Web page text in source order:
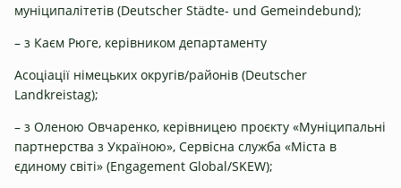
муніципалітетів (Deutscher Städte- und Gemeindebund);
– з Каєм Рюге, керівником департаменту
Асоціації німецьких округів/районів (Deutscher
Landkreistag);
– з Оленою Овчаренко, керівницею проєкту «Муніципальні
партнерства з Україною», Сервісна служба «Міста в
єдиному світі» (Engagement Global/SKEW);